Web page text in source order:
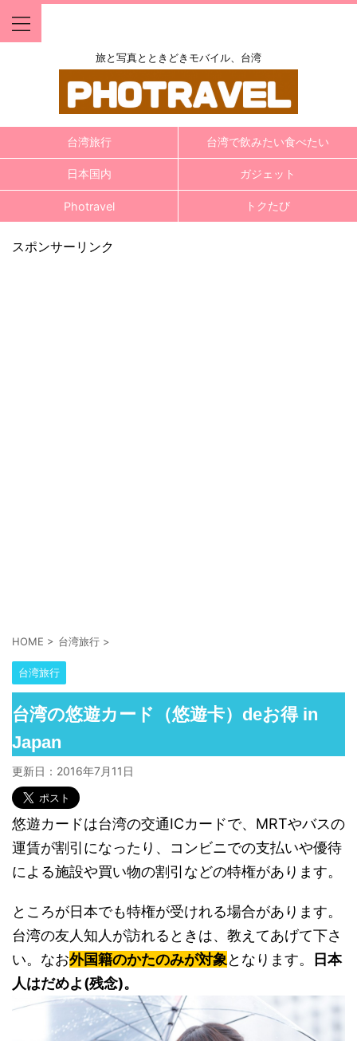
旅と写真とときどきモバイル、台湾
台湾旅行 台湾で飲みたい食べたい
日本国内 ガジェット
Photravel トクたび
スポンサーリンク
HOME > 台湾旅行 >
台湾旅行
台湾の悠遊カード（悠遊卡）deお得 in
Japan
更新日： 2016年7月11日
悠遊カードは台湾の交通ICカードで、MRTやバスの
運賃が割引になったり、コンビニでの支払いや優待
による施設や買い物の割引などの特権があります。
ところが日本でも特権が受けれる場合があります。
台湾の友人知人が訪れるときは、教えてあげて下さ
い。なお外国籍のかたのみが対象となります。
日本
人はだめよ(残念)。